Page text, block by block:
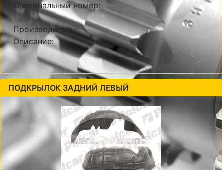
Оригинальный номер:
Производитель:
Описание:
ПОДКРЫЛОК ЗАДНИЙ ЛЕВЫЙ